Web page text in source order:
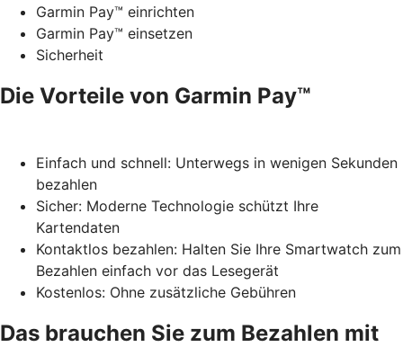
Garmin Pay™ einrichten
Garmin Pay™ einsetzen
Sicherheit
Die Vorteile von Garmin Pay™
Einfach und schnell: Unterwegs in wenigen Sekunden
bezahlen
Sicher: Moderne Technologie schützt Ihre
Kartendaten
Kontaktlos bezahlen: Halten Sie Ihre Smartwatch zum
Bezahlen einfach vor das Lesegerät
Kostenlos: Ohne zusätzliche Gebühren
Das brauchen Sie zum Bezahlen mit